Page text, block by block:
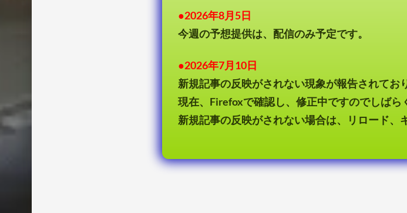
●2026年8月5日
今週の予想提供は、配信のみ予定です。
●2026年7月10日
新規記事の反映がされない現象が報告されてお
現在、Firefoxで確認し、修正中ですのでしばら
新規記事の反映がされない場合は、リロード、